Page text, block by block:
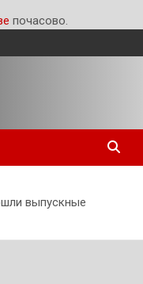
почасово.
выпускные